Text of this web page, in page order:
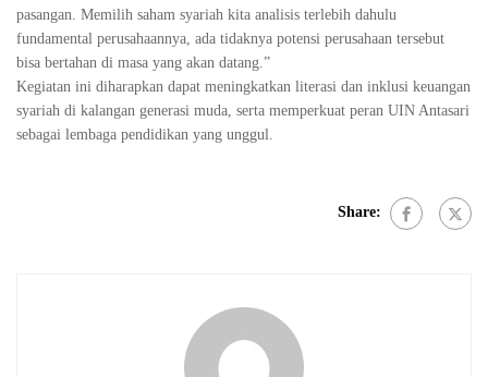
pasangan. Memilih saham syariah kita analisis terlebih dahulu
fundamental perusahaannya, ada tidaknya potensi perusahaan tersebut
bisa bertahan di masa yang akan datang.”
Kegiatan ini diharapkan dapat meningkatkan literasi dan inklusi keuangan
syariah di kalangan generasi muda, serta memperkuat peran UIN Antasari
sebagai lembaga pendidikan yang unggul.
Share: